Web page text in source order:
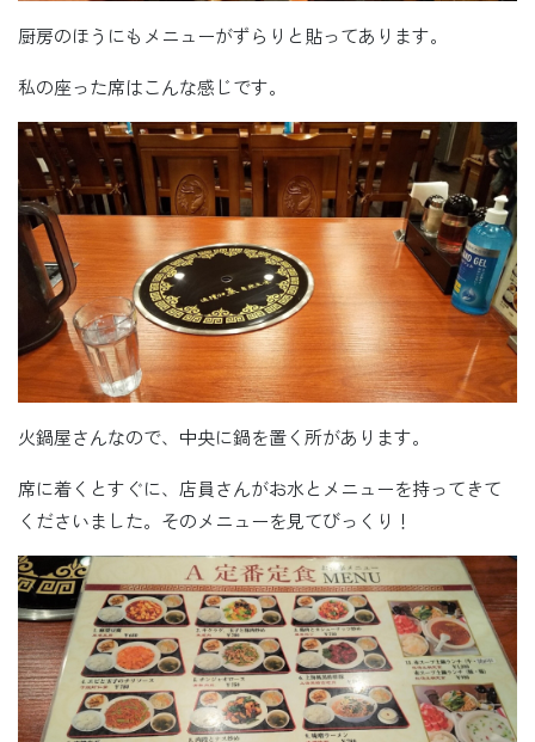
厨房のほうにもメニューがずらりと貼ってあります。
私の座った席はこんな感じです。
火鍋屋さんなので、中央に鍋を置く所があります。
席に着くとすぐに、店員さんがお水とメニューを持ってきて
くださいました。そのメニューを見てびっくり！